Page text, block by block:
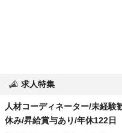
求人特集
人材コーディネーター/未経験
休み/昇給賞与あり/年休122日